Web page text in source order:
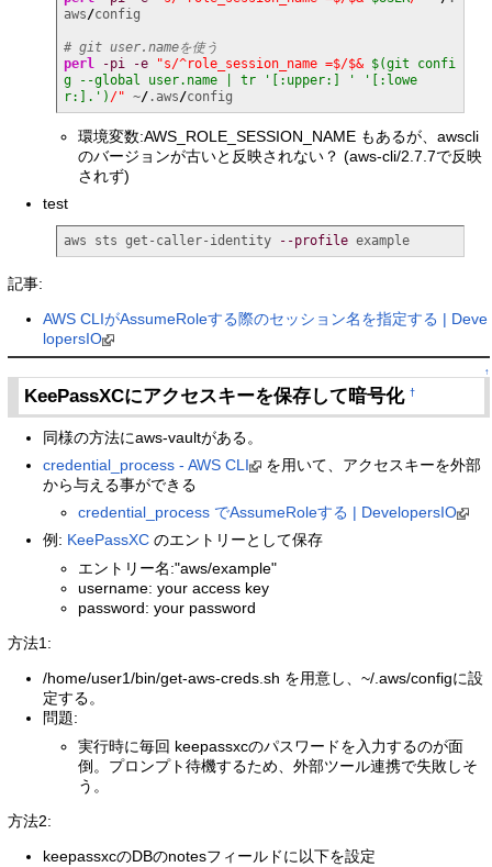
aws/config
# git user.nameを使う
perl
-pi -e "s/^role_session_name =$/$& $(git confi
g --global user.name | tr '[:upper:] ' '[:lowe
r:].') /" ~/.aws/config
環境変数:AWS_ROLE_SESSION_NAME もあるが、awscli
のバージョンが古いと反映されない？ (aws-cli/2.7.7で反映
されず)
test
aws sts get-caller-identity --profile example
記事:
AWS CLIがAssumeRoleする際のセッション名を指定する | Deve
lopersIO
↑
KeePassXCにアクセスキーを保存して暗号化†
同様の方法にaws-vaultがある。
credential_process - AWS CLI
を用いて、アクセスキーを外部
から与える事ができる
credential_process でAssumeRoleする | DevelopersIO
例: KeePassXC のエントリーとして保存
エントリー名:"aws/example"
username: your access key
password: your password
方法1:
/home/user1/bin/get-aws-creds.sh を用意し、~/.aws/configに設
定する。
問題:
実行時に毎回 keepassxcのパスワードを入力するのが面
倒。プロンプト待機するため、外部ツール連携で失敗しそ
う。
方法2:
keepassxcのDBのnotesフィールドに以下を設定